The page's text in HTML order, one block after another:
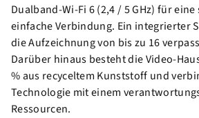
Dualband-Wi-Fi 6 (2,4 / 5 GHz) für
einfache Verbindung. Ein integrierter
die Aufzeichnung von bis zu 16
Darüber hinaus besteht die Video-
% aus recyceltem Kunststoff und
Technologie mit einem
Ressourcen.